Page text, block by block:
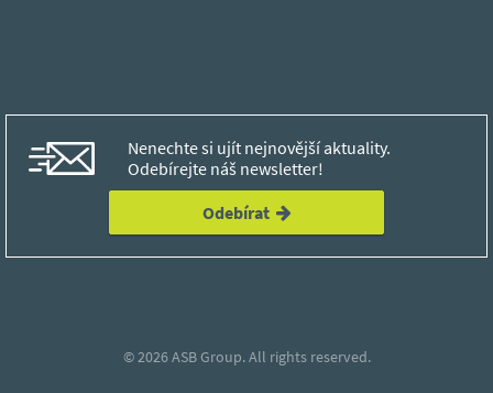
Nenechte si ujít nejnovější aktuality.
Odebírejte náš newsletter!
Odebírat
© 2026ASB Group.All rights reserved.